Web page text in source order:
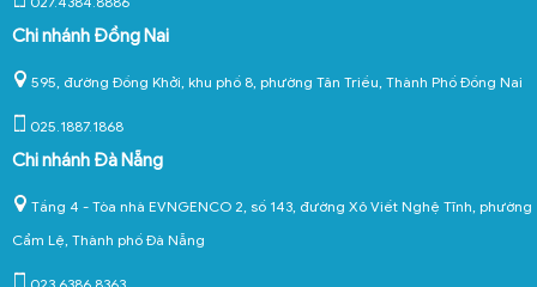
Chi nhánh Đồng Nai
595, đường Đồng Khởi, khu phố 8, phường Tân Triều, Thành Phố Đồng Nai
025.1887.1868
Chi nhánh Đà Nẵng
Tầng 4 - Tòa nhà EVNGENCO 2, số 143, đường Xô Viết Nghệ Tĩnh, phường
Cẩm Lệ, Thành phố Đà Nẵng